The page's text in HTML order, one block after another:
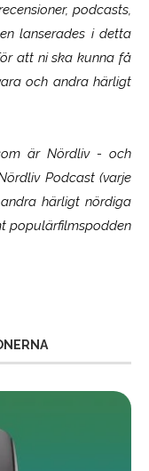
podcasts,
lanserades i detta
att ni ska kunna få
och andra härligt
ärNördliv- och
Podcast (varje
härligt nördiga
populärfilmspodden